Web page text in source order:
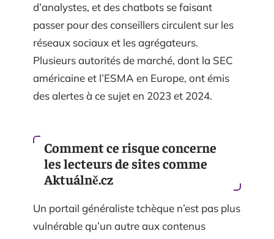
d’analystes, et des chatbots se faisant
passer pour des conseillers circulent sur les
réseaux sociaux et les agrégateurs.
Plusieurs autorités de marché, dont la SEC
américaine et l’ESMA en Europe, ont émis
des alertes à ce sujet en 2023 et 2024.
Comment ce risque concerne
les lecteurs de sites comme
Aktuálně.cz
Un portail généraliste tchèque n’est pas plus
vulnérable qu’un autre aux contenus